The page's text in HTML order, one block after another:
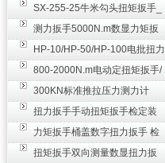
SX-255-25牛米勾头扭矩扳手_
螺栓紧固扭力扳手
测力扳手5000N.m数显力矩扳
手 非标扭力扳手工业级
HP-10/HP-50/HP-100电批扭力
测试仪,测量仪
800-2000N.m电动定扭矩扳手/
扭矩电动扳手
300KN标准推拉压力测力计
_0.3级数显压力仪
扭力扳手手动扭矩扳手检定装
置 50-100N扳手测量仪器
力矩扳手桶盖数字扭力扳手 检
测瓶盖拧紧扭矩工具
扭矩扳手双向测量数显扭力扳